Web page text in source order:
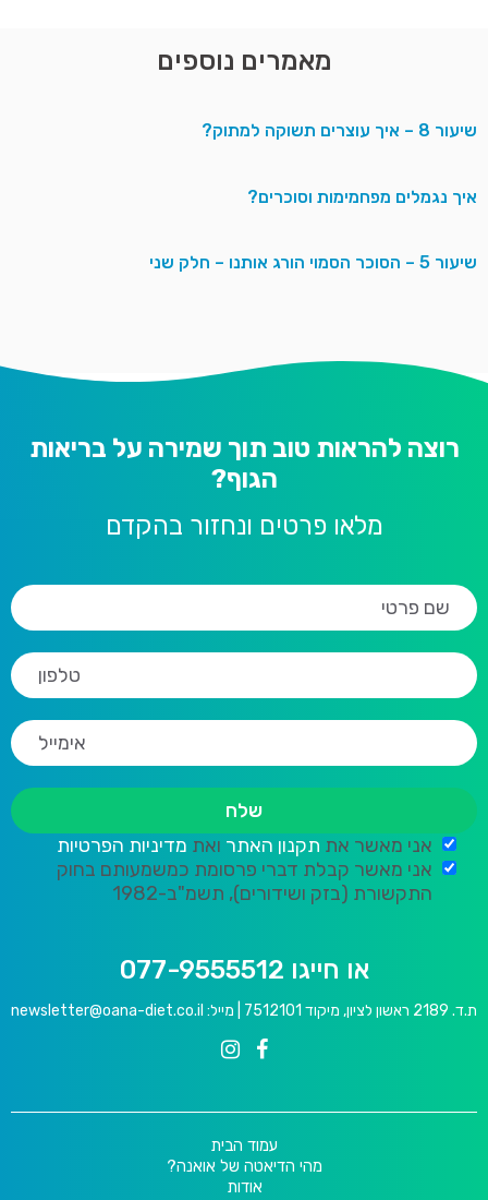
מאמרים נוספים
שיעור 8 – איך עוצרים תשוקה למתוק?
איך נגמלים מפחמימות וסוכרים?
שיעור 5 – הסוכר הסמוי הורג אותנו – חלק שני
רוצה להראות טוב תוך שמירה על בריאות
הגוף?
מלאו פרטים ונחזור בהקדם
אני מאשר אתתקנון האתרואתמדיניות הפרטיות
אני מאשר קבלת דברי פרסומת כמשמעותם בחוק
התקשורת (בזק ושידורים), תשמ"ב-1982
או חייגו 077-9555512
ת.ד. 2189 ראשון לציון, מיקוד 7512101 | מייל: newsletter@oana-diet.co.il
עמוד הבית
מהי הדיאטה של אואנה?
אודות